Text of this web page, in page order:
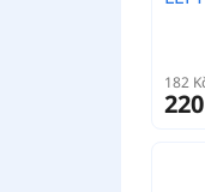
182